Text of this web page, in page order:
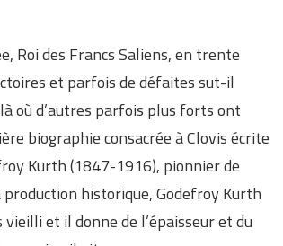
Roi des Francs Saliens, en trente
et parfois de défaites sut-il
où d’autres parfois plus forts ont
biographie consacrée à Clovis écrite
Kurth (1847-1916), pionnier de
production historique, Godefroy Kurth
et il donne de l’épaisseur et du